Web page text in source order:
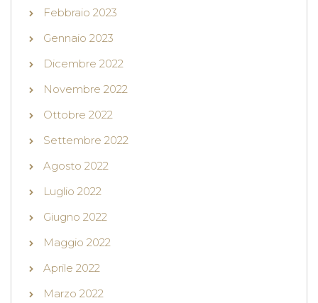
Febbraio 2023
Gennaio 2023
Dicembre 2022
Novembre 2022
Ottobre 2022
Settembre 2022
Agosto 2022
Luglio 2022
Giugno 2022
Maggio 2022
Aprile 2022
Marzo 2022